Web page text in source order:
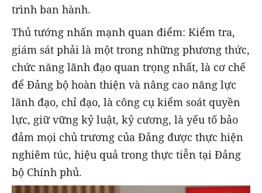
trình ban hành.
Thủ tướng nhấn mạnh quan điểm: Kiểm tra,
giám sát phải là một trong những phương thức,
chức năng lãnh đạo quan trọng nhất, là cơ chế
để Đảng bộ hoàn thiện và nâng cao năng lực
lãnh đạo, chỉ đạo, là công cụ kiểm soát quyền
lực, giữ vững kỷ luật, kỷ cương, là yếu tố bảo
đảm mọi chủ trương của Đảng được thực hiện
nghiêm túc, hiệu quả trong thực tiễn tại Đảng
bộ Chính phủ.